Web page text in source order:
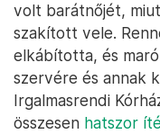
volt barátnőjét,
szakított vele.
elkábította, és
szervére és annak
Irgalmasrendi
összesen hatszor